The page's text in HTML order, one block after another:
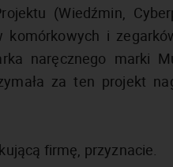
(Wiedźmin,
komórkowych i
naręcznego marki
za ten projekt
firmę, przyznacie.